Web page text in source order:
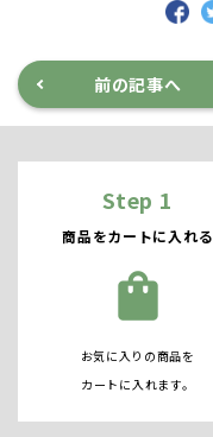
前の記事へ
Step 1
商品をカートに入れる
shopping_bag
お気に入りの商品を
カートに入れます。